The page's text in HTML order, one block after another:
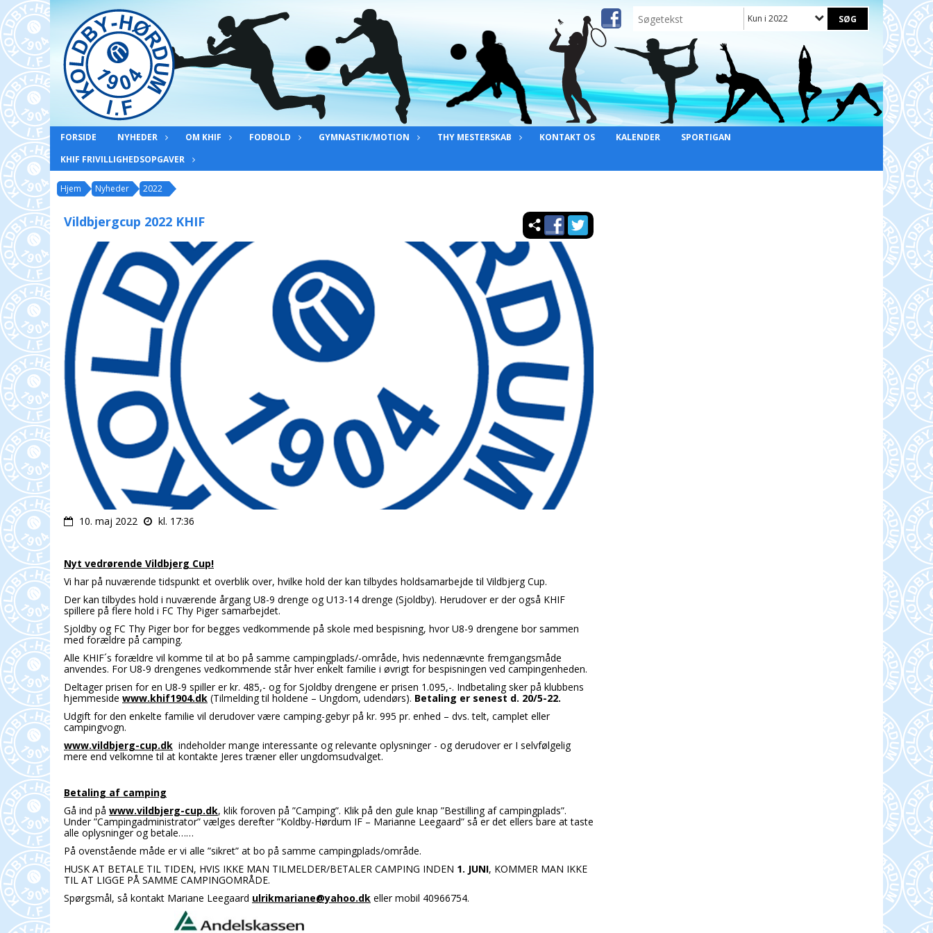
Kun i 2022
FORSIDE NYHEDER OM KHIF FODBOLD GYMNASTIK/MOTION THY MESTERSKAB KONTAKT OS KALENDER
SPORTIGAN
KHIF FRIVILLIGHEDSOPGAVER
Hjem Nyheder 2022
Vildbjergcup 2022 KHIF
10. maj 2022 kl. 17:36
Nyt vedrørende Vildbjerg Cup!
Vi har på nuværende tidspunkt et overblik over, hvilke hold der kan tilbydes holdsamarbejde til Vildbjerg Cup.
Der kan tilbydes hold i nuværende årgang U8-9 drenge og U13-14 drenge (Sjoldby). Herudover er der også KHIF
spillere på flere hold i FC Thy Piger samarbejdet.
Sjoldby og FC Thy Piger bor for begges vedkommende på skole med bespisning, hvor U8-9 drengene bor sammen
med forældre på camping.
Alle KHIF´s forældre vil komme til at bo på samme campingplads/-område, hvis nedennævnte fremgangsmåde
anvendes. For U8-9 drengenes vedkommende står hver enkelt familie i øvrigt for bespisningen ved campingenheden.
Deltager prisen for en U8-9 spiller er kr. 485,- og for Sjoldby drengene er prisen 1.095,-. Indbetaling sker på klubbens
hjemmeside www.khif1904.dk (Tilmelding til holdene – Ungdom, udendørs). Betaling er senest d. 20/5-22.
Udgift for den enkelte familie vil derudover være camping-gebyr på kr. 995 pr. enhed – dvs. telt, camplet eller
campingvogn.
www.vildbjerg-cup.dk indeholder mange interessante og relevante oplysninger - og derudover er I selvfølgelig
mere end velkomne til at kontakte Jeres træner eller ungdomsudvalget.
Betaling af camping
Gå ind på www.vildbjerg-cup.dk, klik foroven på ”Camping”. Klik på den gule knap ”Bestilling af campingplads”.
Under ”Campingadministrator” vælges derefter ”Koldby-Hørdum IF – Marianne Leegaard” så er det ellers bare at taste
alle oplysninger og betale……
På ovenstående måde er vi alle ”sikret” at bo på samme campingplads/område.
HUSK AT BETALE TIL TIDEN, HVIS IKKE MAN TILMELDER/BETALER CAMPING INDEN 1. JUNI, KOMMER MAN IKKE
TIL AT LIGGE PÅ SAMME CAMPINGOMRÅDE.
Spørgsmål, så kontakt Mariane Leegaard ulrikmariane@yahoo.dk eller mobil 40966754.